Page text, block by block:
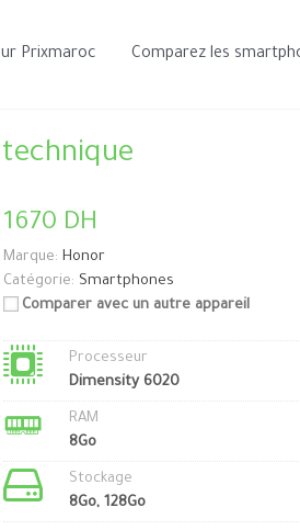
Prixmaroc Comparez les
1670 DH
Marque: Honor
Catégorie: Smartphones
Comparer avec un autre appareil
Processeur
Dimensity 6020
RAM
8Go
Stockage
8Go, 128Go